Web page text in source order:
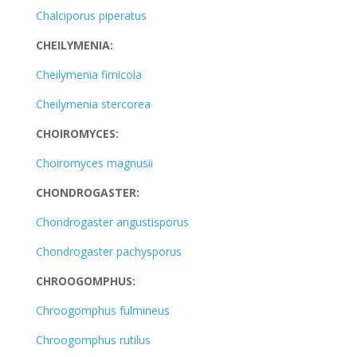
Chalciporus piperatus
CHEILYMENIA:
Cheilymenia fimicola
Cheilymenia stercorea
CHOIROMYCES:
Choiromyces magnusii
CHONDROGASTER:
Chondrogaster angustisporus
Chondrogaster pachysporus
CHROOGOMPHUS:
Chroogomphus fulmineus
Chroogomphus rutilus